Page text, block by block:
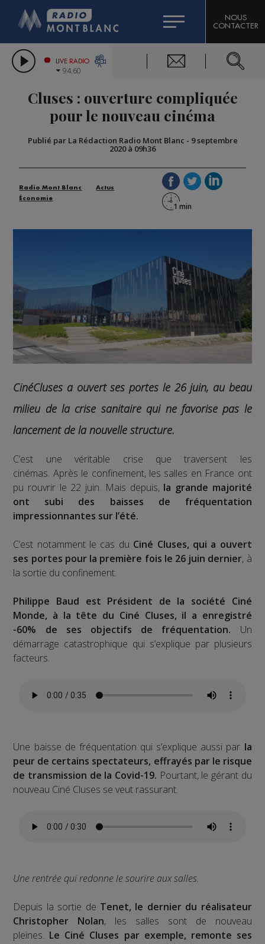
LES CHRONIQUES DE L'EXPERT
CITIZEN MACHINERY
GRAND MASSIF DOMAINES SKIABLES
BIGARD
COMPAGNIE DU MONT-BLANC
NOUS
CONTACTER
LIVE RADIO
94.60
Cluses : ouverture compliquée
pour le nouveau cinéma
Publié par La Rédaction Radio Mont Blanc - 9 septembre
2020 à 09h36
Radio Mont Blanc
Actus
Économie
CinéCluses a ouvert ses portes le 26 juin, au beau
milieu de la crise sanitaire qui ne favorise pas le
lancement de la nouvelle structure.
C’est une véritable crise que traversent les
cinémas. Après le confinement, les salles en France ont
pu rouvrir le 22 juin. Mais depuis, la grande majorité
ont subi des baisses de fréquentation
impressionnantes sur l’été.
C’est notamment le cas du Ciné Cluses, qui a ouvert
ses portes pour la première fois le 26 juin dernier, à
la sortie du confinement.
Philippe Baud est Président de la société Ciné
Monde, à la tête du Ciné Cluses, il a enregistré
-60% de ses objectifs de fréquentation. Un
démarrage catastrophique qui s’explique par plusieurs
facteurs.
Une baisse de fréquentation qui s’explique aussi par la
peur de certains spectateurs, effrayés par le risque
de transmission de la Covid-19. Pourtant, le gérant du
nouveau Ciné Cluses se veut rassurant.
Une rentrée qui redonne le sourire aux salles.
Depuis la sortie de Tenet, le dernier du réalisateur
Christopher Nolan, les salles sont de nouveau
pleines. Le Ciné Cluses par exemple, remonte ses